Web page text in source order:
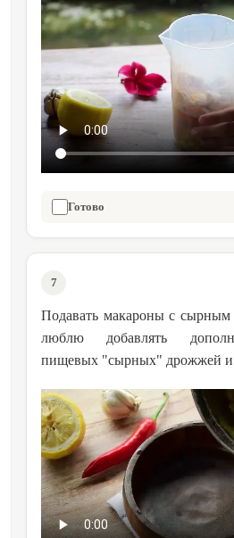
Готово
7
Подавать макароны с сырным
люблю добавлять
пищевых "сырных" дрожжей и